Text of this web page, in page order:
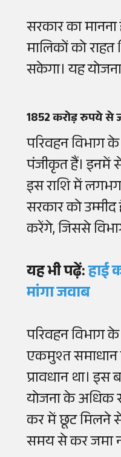
सरकार का
मालिकों को राहत
सकेगा। यह
1852 करोड़ रुपये से
परिवहन विभाग
पंजीकृत हैं। इनमें
इस राशि में
सरकार को
करेंगे, जिससे
यह भी पढ़ें:हाई
मांगा जवाब
परिवहन विभाग
एकमुश्त समाधान
प्रावधान था।
योजना के अधिक
कर में छूट मिलने
समय से कर जमा